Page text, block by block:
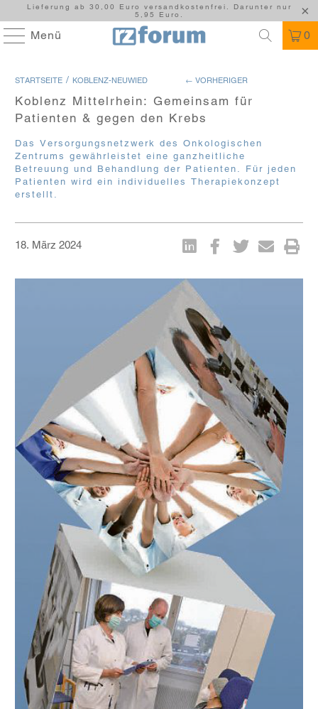
Lieferung ab 30,00 Euro versandkostenfrei. Darunter nur
5,95 Euro.
Menü 0
STARTSEITE / KOBLENZ-NEUWIED ← VORHERIGER
Koblenz Mittelrhein: Gemeinsam für
Patienten & gegen den Krebs
Das Versorgungsnetzwerk des Onkologischen
Zentrums gewährleistet eine ganzheitliche
Betreuung und Behandlung der Patienten. Für jeden
Patienten wird ein individuelles Therapiekonzept
erstellt.
18. März 2024